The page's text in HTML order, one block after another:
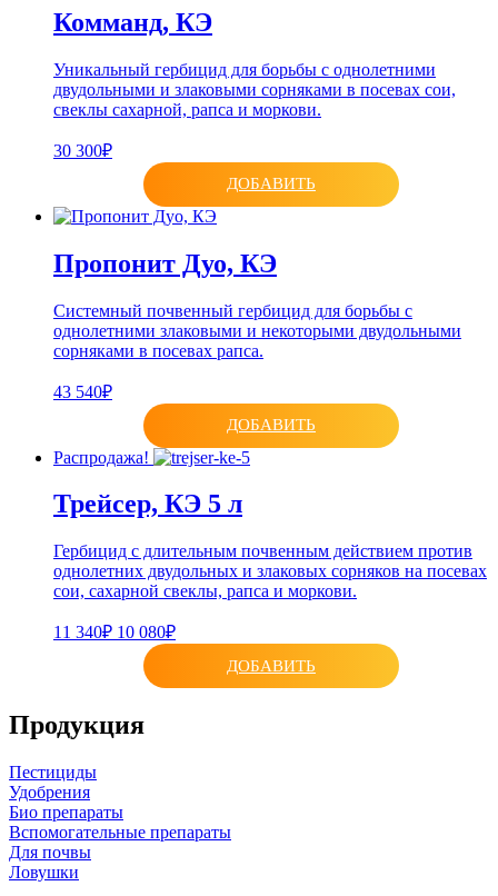
Комманд, КЭ
Уникальный гербицид для борьбы с однолетними
двудольными и злаковыми сорняками в посевах сои,
свеклы сахарной, рапса и моркови.
30 300₽
ДОБАВИТЬ
Пропонит Дуо, КЭ
Системный почвенный гербицид для борьбы с
однолетними злаковыми и некоторыми двудольными
сорняками в посевах рапса.
43 540₽
ДОБАВИТЬ
Распродажа!
Трейсер, КЭ 5 л
Гербицид с длительным почвенным действием против
однолетних двудольных и злаковых сорняков на посевах
сои, сахарной свеклы, рапса и моркови.
11 340₽ 10 080₽
ДОБАВИТЬ
Продукция
Пестициды
Удобрения
Био препараты
Вспомогательные препараты
Для почвы
Ловушки